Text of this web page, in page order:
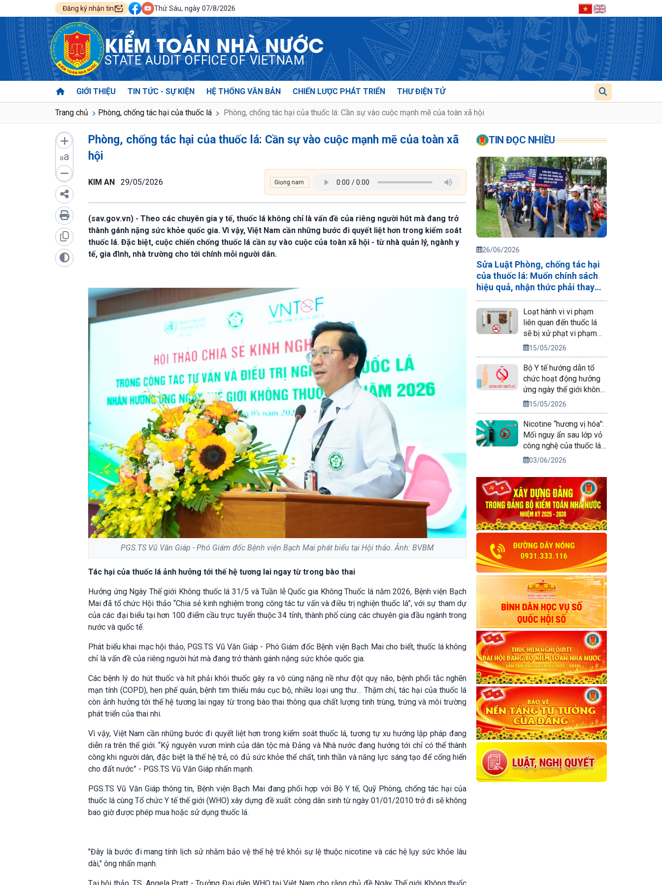
Đăng ký nhận tin Thứ Sáu, ngày 07/8/2026
KIỂM TOÁN NHÀ NƯỚC
STATE AUDIT OFFICE OF VIETNAM
GIỚI THIỆU TIN TỨC - SỰ KIỆN HỆ THỐNG VĂN BẢN CHIẾN LƯỢC PHÁT TRIỂN THƯ ĐIỆN TỬ
Trang chủ Phòng, chống tác hại của thuốc lá Phòng, chống tác hại của thuốc lá: Cần sự vào cuộc mạnh mẽ của toàn xã hội
aa
Phòng, chống tác hại của thuốc lá: Cần sự vào cuộc mạnh mẽ của toàn xã
hội
KIM AN 29/05/2026
(sav.gov.vn) - Theo các chuyên gia y tế, thuốc lá không chỉ là vấn đề của riêng người hút mà đang trở
thành gánh nặng sức khỏe quốc gia. Vì vậy, Việt Nam cần những bước đi quyết liệt hơn trong kiểm soát
thuốc lá. Đặc biệt, cuộc chiến chống thuốc lá cần sự vào cuộc của toàn xã hội - từ nhà quản lý, ngành y
tế, gia đình, nhà trường cho tới chính mỗi người dân.
PGS.TS Vũ Văn Giáp - Phó Giám đốc Bệnh viện Bạch Mai phát biểu tại Hội thảo. Ảnh: BVBM
Tác hại của thuốc lá ảnh hưởng tới thế hệ tương lai ngay từ trong bào thai
Hưởng ứng Ngày Thế giới Không thuốc lá 31/5 và Tuần lễ Quốc gia Không Thuốc lá năm 2026, Bệnh viện Bạch
Mai đã tổ chức Hội thảo “Chia sẻ kinh nghiệm trong công tác tư vấn và điều trị nghiện thuốc lá”, với sự tham dự
của các đại biểu tại hơn 100 điểm cầu trực tuyến thuộc 34 tỉnh, thành phố cùng các chuyên gia đầu ngành trong
nước và quốc tế.
Phát biểu khai mạc hội thảo, PGS.TS Vũ Văn Giáp - Phó Giám đốc Bệnh viện Bạch Mai cho biết, thuốc lá không
chỉ là vấn đề của riêng người hút mà đang trở thành gánh nặng sức khỏe quốc gia.
Các bệnh lý do hút thuốc và hít phải khói thuốc gây ra vô cùng nặng nề như đột quỵ não, bệnh phổi tắc nghẽn
mạn tính (COPD), hen phế quản, bệnh tim thiếu máu cục bộ, nhiều loại ung thư… Thậm chí, tác hại của thuốc lá
còn ảnh hưởng tới thế hệ tương lai ngay từ trong bào thai thông qua chất lượng tinh trùng, trứng và môi trường
phát triển của thai nhi.
Vì vậy, Việt Nam cần những bước đi quyết liệt hơn trong kiểm soát thuốc lá, tương tự xu hướng lập pháp đang
diễn ra trên thế giới. “Kỷ nguyên vươn mình của dân tộc mà Đảng và Nhà nước đang hướng tới chỉ có thể thành
công khi người dân, đặc biệt là thế hệ trẻ, có đủ sức khỏe thể chất, tinh thần và năng lực sáng tạo để cống hiến
cho đất nước” - PGS.TS Vũ Văn Giáp nhấn mạnh.
PGS.TS Vũ Văn Giáp thông tin, Bệnh viện Bạch Mai đang phối hợp với Bộ Y tế, Quỹ Phòng, chống tác hại của
thuốc lá cùng Tổ chức Y tế thế giới (WHO) xây dựng đề xuất: công dân sinh từ ngày 01/01/2010 trở đi sẽ không
bao giờ được phép mua hoặc sử dụng thuốc lá.
"Đây là bước đi mang tính lịch sử nhằm bảo vệ thế hệ trẻ khỏi sự lệ thuộc nicotine và các hệ lụy sức khỏe lâu
dài," ông nhấn mạnh.
TIN ĐỌC NHIỀU
26/06/2026
Sửa Luật Phòng, chống tác hại
của thuốc lá: Muốn chính sách
hiệu quả, nhận thức phải thay
đổi trước
Loạt hành vi vi phạm
liên quan đến thuốc lá
sẽ bị xử phạt vi phạm
hành chính
15/05/2026
Bộ Y tế hướng dẫn tổ
chức hoạt động hưởng
ứng ngày thế giới không
thuốc lá 31/5/2026
15/05/2026
Nicotine “hương vị hóa”:
Mối nguy ẩn sau lớp vỏ
công nghệ của thuốc lá
điện tử
03/06/2026